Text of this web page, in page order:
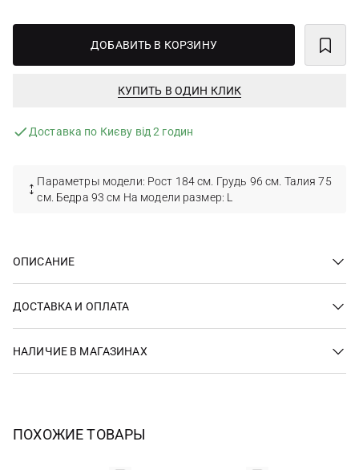
ДОБАВИТЬ В КОРЗИНУ
КУПИТЬ В ОДИН КЛИК
Доставка по Києву від 2 годин
Параметры модели: Рост 184 см. Грудь 96 см. Талия 75
см. Бедра 93 см На модели размер: L
ОПИСАНИЕ
ДОСТАВКА И ОПЛАТА
НАЛИЧИЕ В МАГАЗИНАХ
ПОХОЖИЕ ТОВАРЫ